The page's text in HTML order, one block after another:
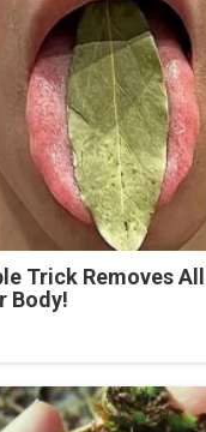
Trick Removes
Body!